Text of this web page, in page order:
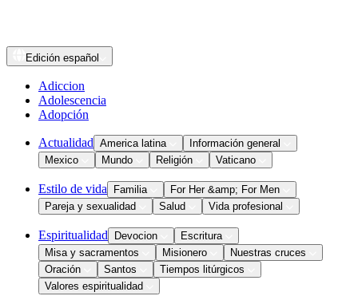
Edición español
Adiccion
Adolescencia
Adopción
Actualidad America latina
Información general
Mexico
Mundo Religión Vaticano
Estilo de vida Familia
For Her &amp; For Men
Pareja y sexualidad
Salud Vida profesional
Espiritualidad Devocion
Escritura
Misa y sacramentos
Misionero
Nuestras cruces
Oración
Santos
Tiempos litúrgicos
Valores espiritualidad